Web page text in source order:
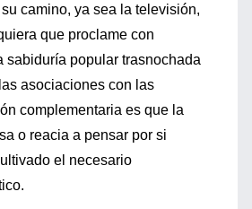
camino, ya sea la televisión,
que proclame con
sabiduría popular trasnochada
asociaciones con las
complementaria es que la
o reacia a pensar por si
el necesario